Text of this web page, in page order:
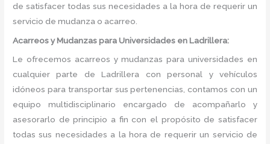
de satisfacer todas sus necesidades a la hora de requerir un
servicio de mudanza o acarreo.
Acarreos y Mudanzas para Universidades en Ladrillera:
Le ofrecemos acarreos y mudanzas para universidades en
cualquier parte de Ladrillera con personal y vehículos
idóneos para transportar sus pertenencias, contamos con un
equipo multidisciplinario encargado de acompañarlo y
asesorarlo de principio a fin con el propósito de satisfacer
todas sus necesidades a la hora de requerir un servicio de